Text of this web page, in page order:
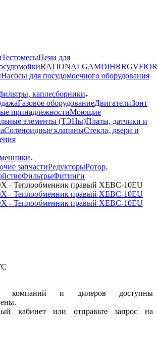
ТестомесыПечи для
RATIONALGAMDIHRRGV
Насосы для посудомоечного оборудования
каплесборники
Газовое оборудованиеДвигателиЗонт
принадлежностиМоющие
элементы (ТЭНы)Платы, датчики и
Соленоидные клапаныСтекла, двери и
запчастиРедукторыРотор,
ФильтрыФитинги
- Теплообменник правый XEBC-10EU
компаний и дилеров доступны
кабинет или отправьте запрос на